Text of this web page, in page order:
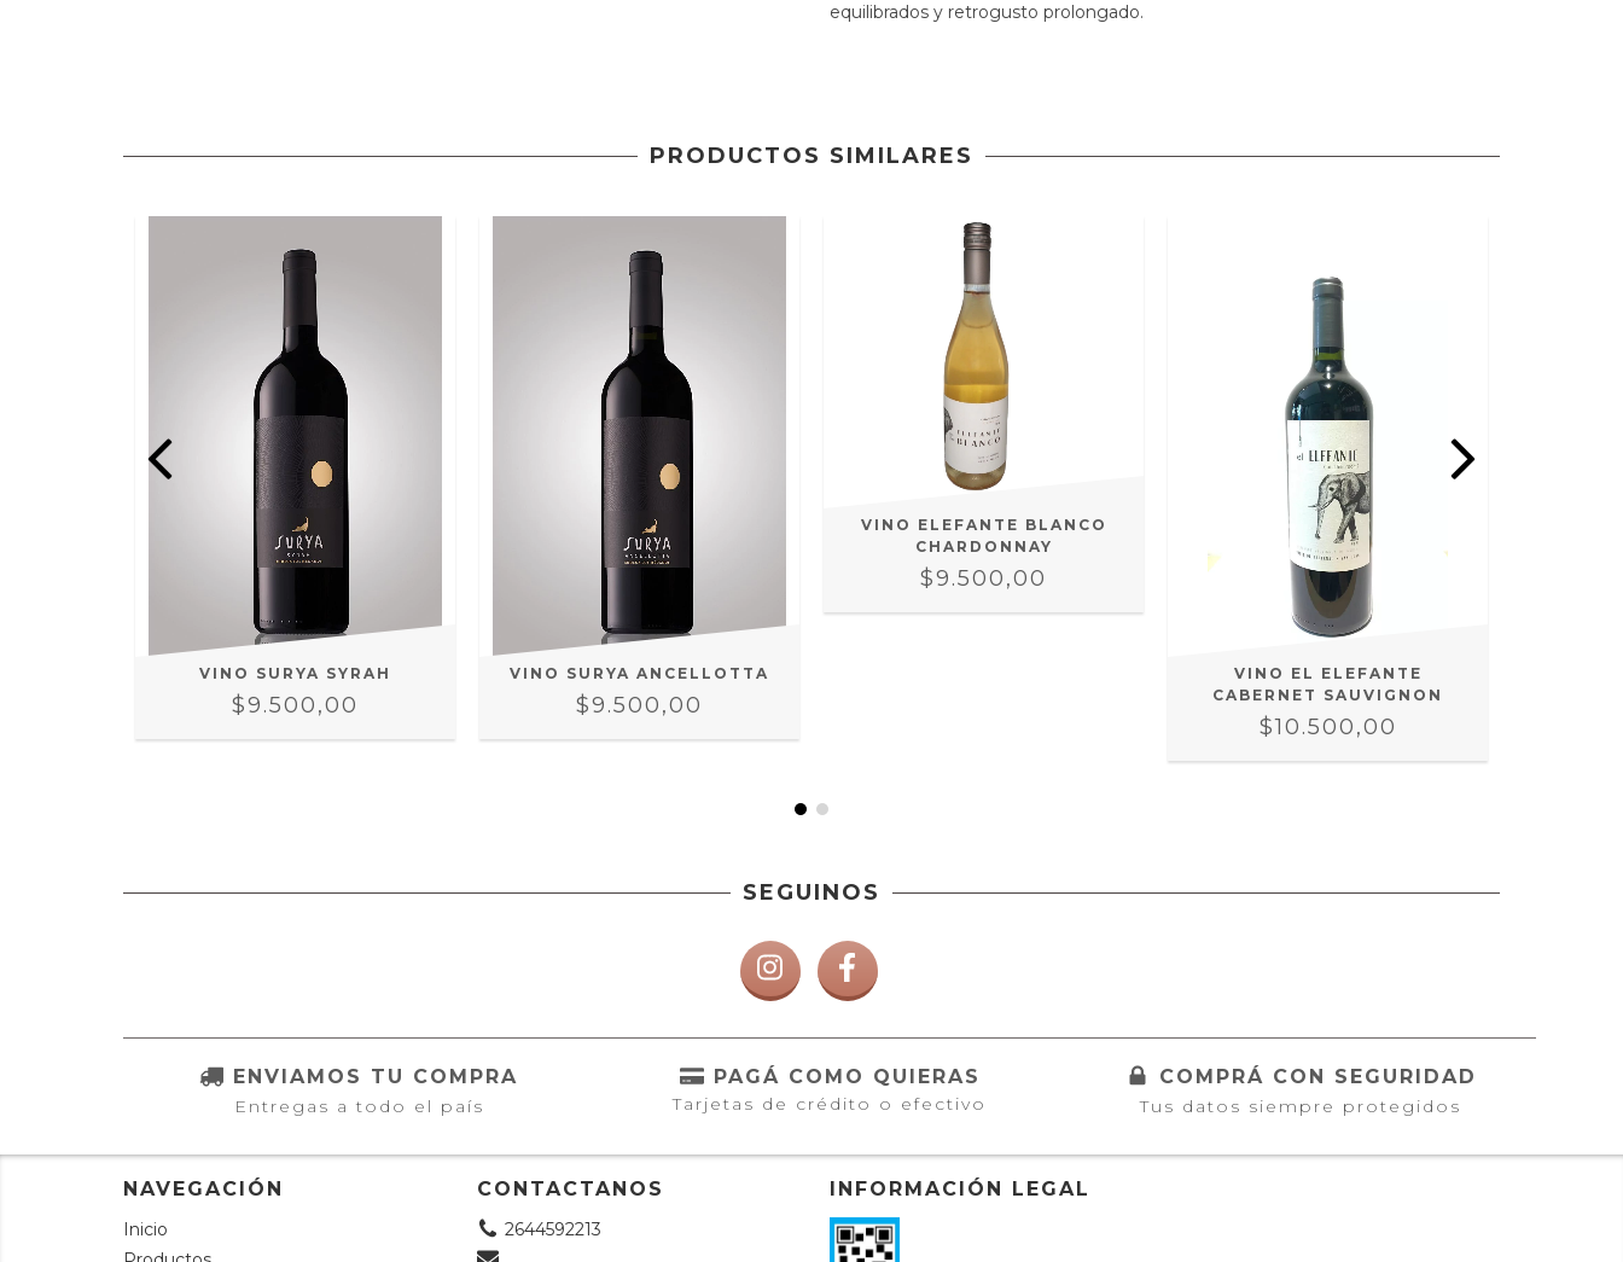
equilibrados y retrogusto prolongado.
PRODUCTOS SIMILARES
VINO SURYA SYRAH
$9.500,00
VINO SURYA ANCELLOTTA
$9.500,00
VINO ELEFANTE BLANCO
CHARDONNAY
$9.500,00
VINO EL ELEFANTE
CABERNET SAUVIGNON
$10.500,00
SEGUINOS
ENVIAMOS TU COMPRA
Entregas a todo el país
PAGÁ COMO QUIERAS
Tarjetas de crédito o efectivo
COMPRÁ CON SEGURIDAD
Tus datos siempre protegidos
NAVEGACIÓN
Inicio
CONTACTANOS
2644592213
INFORMACIÓN LEGAL